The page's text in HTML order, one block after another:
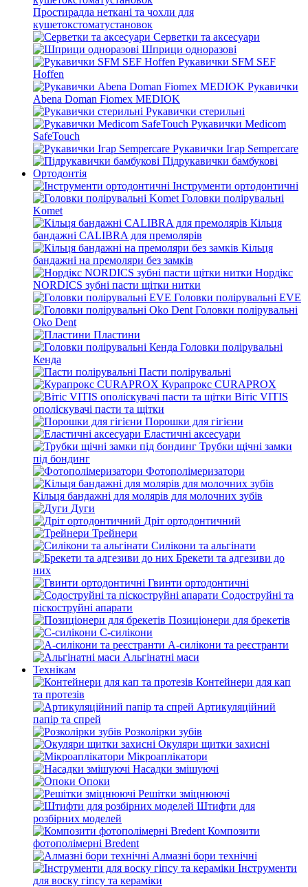
Простирадла неткані та чохли для
кушетокстоматустановок
Серветки та аксесуари
Шприци одноразові
Рукавички SFM SEF
Hoffen
Рукавички
Abena Doman Fiomex MEDIOK
Рукавички стерильні
Рукавички Medicom
SafeTouch
Рукавички Ігар Sempercare
Підрукавички бамбукові
Ортодонтія
Інструменти ортодонтичні
Головки полірувальні
Komet
Кільця
бандажні CALIBRA для премолярів
Кільця
бандажні на премоляри без замків
Нордікс
NORDICS зубні пасти щітки нитки
Головки полірувальні EVE
Головки полірувальні
Oko Dent
Пластини
Головки полірувальні
Кенда
Пасти полірувальні
Курапрокс CURAPROX
Вітіс VITIS
ополіскувачі пасти та щітки
Порошки для гігієни
Еластичні аксесуари
Трубки щічні замки
під бондинг
Фотополімеризатори
Кільця бандажні для молярів для молочних зубів
Дуги
Дріт ортодонтичний
Трейнери
Силікони та альгінати
Брекети та адгезиви до
них
Гвинти ортодонтичні
Содоструйні та
піскоструйні апарати
Позиціонери для брекетів
С-силікони
А-силікони та реєстранти
Альгінатні маси
Технікам
Контейнери для кап
та протезів
Артикуляційний
папір та спрей
Розколірки зубів
Окуляри щитки захисні
Мікроаплікатори
Насадки змішуючі
Опоки
Решітки зміцнюючі
Штифти для
розбірних моделей
Композити
фотополімерні Bredent
Алмазні бори технічні
Інструменти
для воску гіпсу та кераміки